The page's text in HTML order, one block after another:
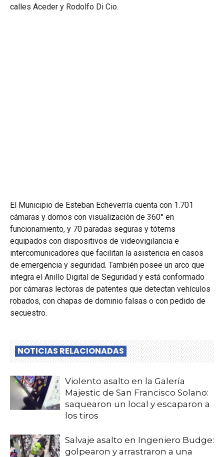
calles Aceder y Rodolfo Di Cio.
El Municipio de Esteban Echeverría cuenta con 1.701
cámaras y domos con visualización de 360° en
funcionamiento, y 70 paradas seguras y tótems
equipados con dispositivos de videovigilancia e
intercomunicadores que facilitan la asistencia en casos
de emergencia y seguridad. También posee un arco que
integra el Anillo Digital de Seguridad y está conformado
por cámaras lectoras de patentes que detectan vehículos
robados, con chapas de dominio falsas o con pedido de
secuestro.
NOTICIAS RELACIONADAS
Violento asalto en la Galería
Majestic de San Francisco Solano:
saquearon un local y escaparon a
los tiros
Salvaje asalto en Ingeniero Budge:
golpearon y arrastraron a una